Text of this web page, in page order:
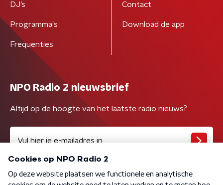
DJ’s
Programma's
Frequenties
Contact
Download de app
NPO Radio 2 nieuwsbrief
Altijd op de hoogte van het laatste radio nieuws?